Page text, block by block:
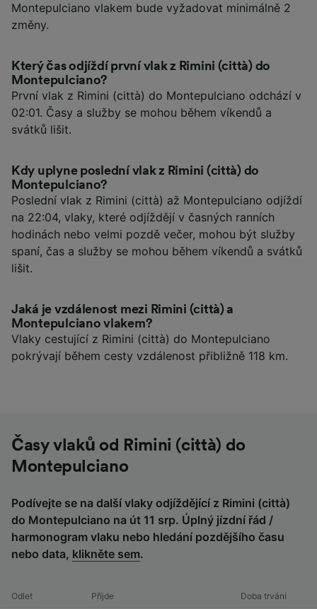
Montepulciano vlakem bude vyžadovat minimálně 2
změny.
Který čas odjíždí první vlak z Rimini (città) do
Montepulciano?
První vlak z Rimini (città) do Montepulciano odchází v
02:01. Časy a služby se mohou během víkendů a
svátků lišit.
Kdy uplyne poslední vlak z Rimini (città) do
Montepulciano?
Poslední vlak z Rimini (città) až Montepulciano odjíždí
na 22:04, vlaky, které odjíždějí v časných ranních
hodinách nebo velmi pozdě večer, mohou být služby
spaní, čas a služby se mohou během víkendů a svátků
lišit.
Jaká je vzdálenost mezi Rimini (città) a
Montepulciano vlakem?
Vlaky cestující z Rimini (città) do Montepulciano
pokrývají během cesty vzdálenost přibližně 118 km.
Časy vlaků od Rimini (città) do
Montepulciano
Podívejte se na další vlaky odjíždějící z Rimini (città)
do Montepulciano na út 11 srp. Úplný jízdní řád /
harmonogram vlaku nebo hledání pozdějšího času
nebo data, klikněte sem.
Odlet Přijde Doba trvání